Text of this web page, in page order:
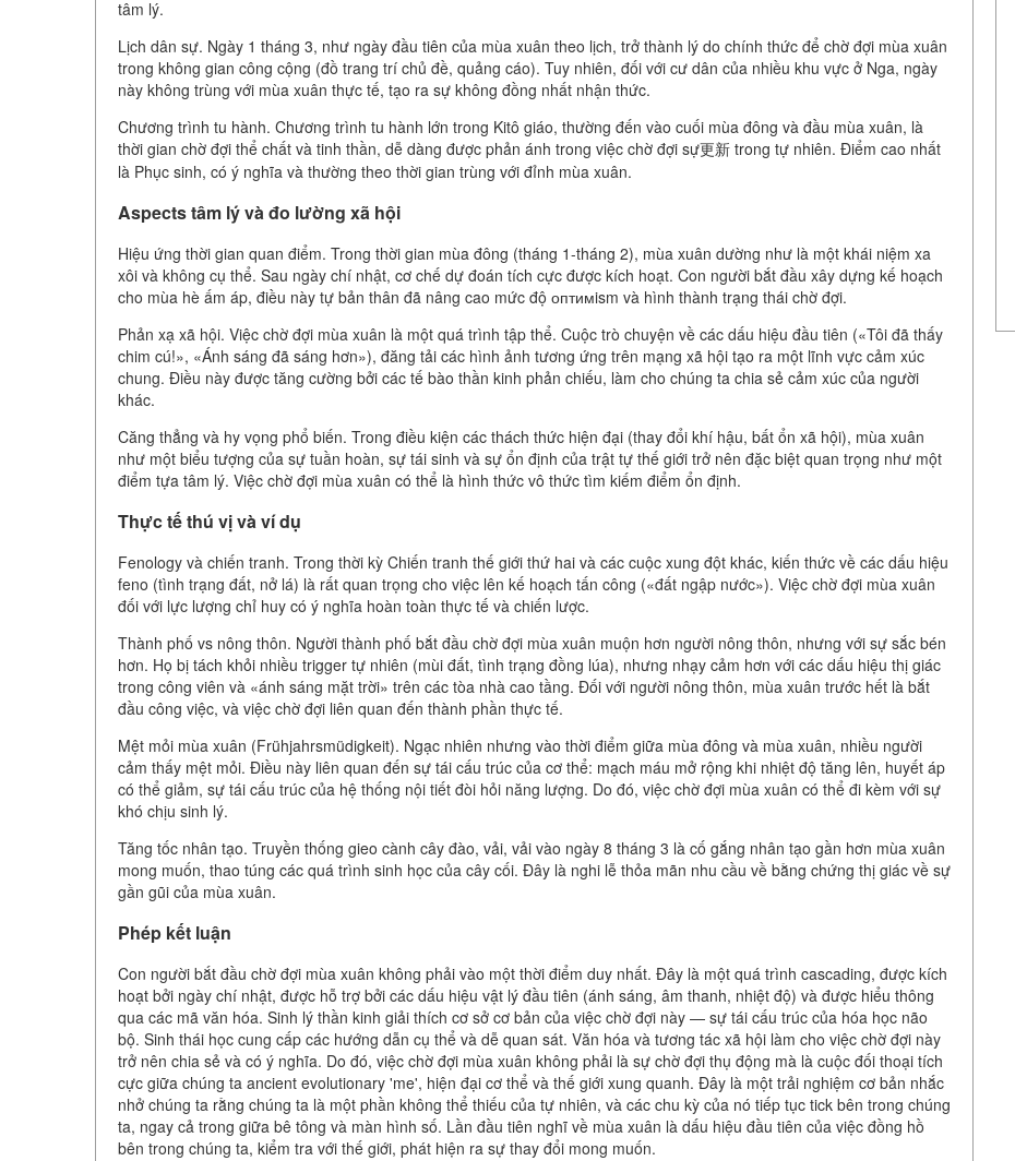
tâm lý.
Lịch dân sự. Ngày 1 tháng 3, như ngày đầu tiên của mùa xuân theo lịch, trở thành lý do chính thức để chờ đợi mùa xuân
trong không gian công cộng (đồ trang trí chủ đề, quảng cáo). Tuy nhiên, đối với cư dân của nhiều khu vực ở Nga, ngày
này không trùng với mùa xuân thực tế, tạo ra sự không đồng nhất nhận thức.
Chương trình tu hành. Chương trình tu hành lớn trong Kitô giáo, thường đến vào cuối mùa đông và đầu mùa xuân, là
thời gian chờ đợi thể chất và tinh thần, dễ dàng được phản ánh trong việc chờ đợi sự更新 trong tự nhiên. Điểm cao nhất
là Phục sinh, có ý nghĩa và thường theo thời gian trùng với đỉnh mùa xuân.
Aspects tâm lý và đo lường xã hội
Hiệu ứng thời gian quan điểm. Trong thời gian mùa đông (tháng 1-tháng 2), mùa xuân dường như là một khái niệm xa
xôi và không cụ thể. Sau ngày chí nhật, cơ chế dự đoán tích cực được kích hoạt. Con người bắt đầu xây dựng kế hoạch
cho mùa hè ấm áp, điều này tự bản thân đã nâng cao mức độ оптимism và hình thành trạng thái chờ đợi.
Phản xạ xã hội. Việc chờ đợi mùa xuân là một quá trình tập thể. Cuộc trò chuyện về các dấu hiệu đầu tiên («Tôi đã thấy
chim cú!», «Ánh sáng đã sáng hơn»), đăng tải các hình ảnh tương ứng trên mạng xã hội tạo ra một lĩnh vực cảm xúc
chung. Điều này được tăng cường bởi các tế bào thần kinh phản chiếu, làm cho chúng ta chia sẻ cảm xúc của người
khác.
Căng thẳng và hy vọng phổ biến. Trong điều kiện các thách thức hiện đại (thay đổi khí hậu, bất ổn xã hội), mùa xuân
như một biểu tượng của sự tuần hoàn, sự tái sinh và sự ổn định của trật tự thế giới trở nên đặc biệt quan trọng như một
điểm tựa tâm lý. Việc chờ đợi mùa xuân có thể là hình thức vô thức tìm kiếm điểm ổn định.
Thực tế thú vị và ví dụ
Fenology và chiến tranh. Trong thời kỳ Chiến tranh thế giới thứ hai và các cuộc xung đột khác, kiến thức về các dấu hiệu
feno (tình trạng đất, nở lá) là rất quan trọng cho việc lên kế hoạch tấn công («đất ngập nước»). Việc chờ đợi mùa xuân
đối với lực lượng chỉ huy có ý nghĩa hoàn toàn thực tế và chiến lược.
Thành phố vs nông thôn. Người thành phố bắt đầu chờ đợi mùa xuân muộn hơn người nông thôn, nhưng với sự sắc bén
hơn. Họ bị tách khỏi nhiều trigger tự nhiên (mùi đất, tình trạng đồng lúa), nhưng nhạy cảm hơn với các dấu hiệu thị giác
trong công viên và «ánh sáng mặt trời» trên các tòa nhà cao tầng. Đối với người nông thôn, mùa xuân trước hết là bắt
đầu công việc, và việc chờ đợi liên quan đến thành phần thực tế.
Mệt mỏi mùa xuân (Frühjahrsmüdigkeit). Ngạc nhiên nhưng vào thời điểm giữa mùa đông và mùa xuân, nhiều người
cảm thấy mệt mỏi. Điều này liên quan đến sự tái cấu trúc của cơ thể: mạch máu mở rộng khi nhiệt độ tăng lên, huyết áp
có thể giảm, sự tái cấu trúc của hệ thống nội tiết đòi hỏi năng lượng. Do đó, việc chờ đợi mùa xuân có thể đi kèm với sự
khó chịu sinh lý.
Tăng tốc nhân tạo. Truyền thống gieo cành cây đào, vải, vải vào ngày 8 tháng 3 là cố gắng nhân tạo gần hơn mùa xuân
mong muốn, thao túng các quá trình sinh học của cây cối. Đây là nghi lễ thỏa mãn nhu cầu về bằng chứng thị giác về sự
gần gũi của mùa xuân.
Phép kết luận
Con người bắt đầu chờ đợi mùa xuân không phải vào một thời điểm duy nhất. Đây là một quá trình cascading, được kích
hoạt bởi ngày chí nhật, được hỗ trợ bởi các dấu hiệu vật lý đầu tiên (ánh sáng, âm thanh, nhiệt độ) và được hiểu thông
qua các mã văn hóa. Sinh lý thần kinh giải thích cơ sở cơ bản của việc chờ đợi này — sự tái cấu trúc của hóa học não
bộ. Sinh thái học cung cấp các hướng dẫn cụ thể và dễ quan sát. Văn hóa và tương tác xã hội làm cho việc chờ đợi này
trở nên chia sẻ và có ý nghĩa. Do đó, việc chờ đợi mùa xuân không phải là sự chờ đợi thụ động mà là cuộc đối thoại tích
cực giữa chúng ta ancient evolutionary 'me', hiện đại cơ thể và thế giới xung quanh. Đây là một trải nghiệm cơ bản nhắc
nhở chúng ta rằng chúng ta là một phần không thể thiếu của tự nhiên, và các chu kỳ của nó tiếp tục tick bên trong chúng
ta, ngay cả trong giữa bê tông và màn hình số. Lần đầu tiên nghĩ về mùa xuân là dấu hiệu đầu tiên của việc đồng hồ
bên trong chúng ta, kiểm tra với thế giới, phát hiện ra sự thay đổi mong muốn.